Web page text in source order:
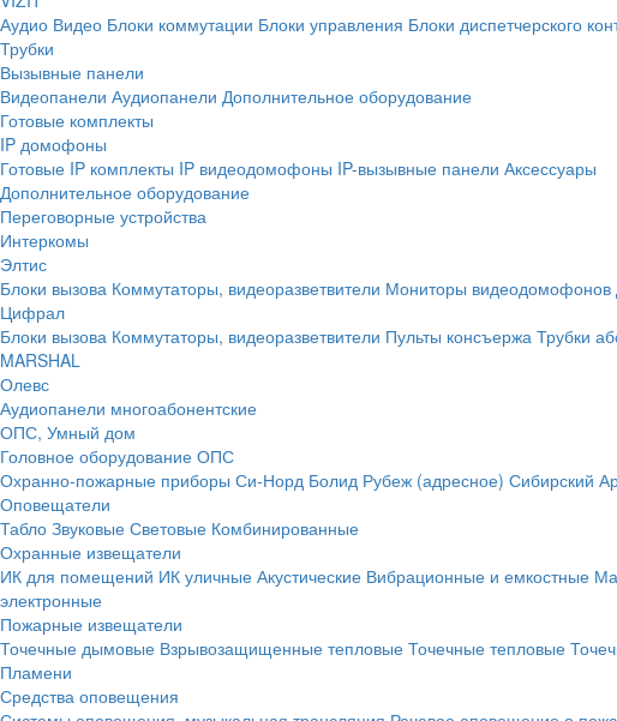
Аудио Видео Блоки коммутации Блоки управления Блоки диспетчерского
Трубки
Вызывные панели
Видеопанели Аудиопанели Дополнительное оборудование
Готовые комплекты
IP домофоны
Готовые IP комплекты IP видеодомофоны IP-вызывные панели Аксессуары
Дополнительное оборудование
Переговорные устройства
Интеркомы
Элтис
Блоки вызова Коммутаторы, видеоразветвители Мониторы видеодомофонов
Цифрал
Блоки вызова Коммутаторы, видеоразветвители Пульты консъержа Трубки
MARSHAL
Олевс
Аудиопанели многоабонентские
ОПС, Умный дом
Головное оборудование ОПС
Охранно-пожарные приборы Си-Норд Болид Рубеж (адресное) Сибирский
Оповещатели
Табло Звуковые Световые Комбинированные
Охранные извещатели
ИК для помещений ИК уличные Акустические Вибрационные и емкостные
электронные
Пожарные извещатели
Точечные дымовые Взрывозащищенные тепловые Точечные тепловые
Пламени
Средства оповещения